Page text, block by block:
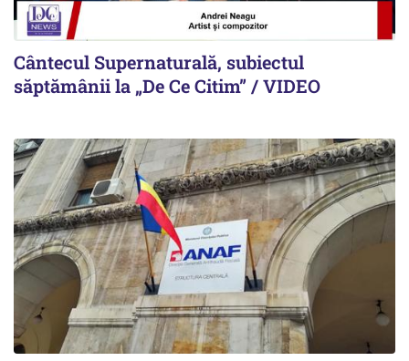
Cântecul Supernaturală, subiectul
săptămânii la „De Ce Citim” / VIDEO